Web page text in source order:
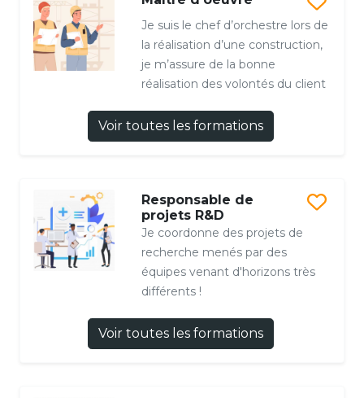
Je suis le chef d’orchestre lors de
la réalisation d’une construction,
je m’assure de la bonne
réalisation des volontés du client
Voir toutes les formations
Responsable de
projets R&D
Je coordonne des projets de
recherche menés par des
équipes venant d'horizons très
différents !
Voir toutes les formations